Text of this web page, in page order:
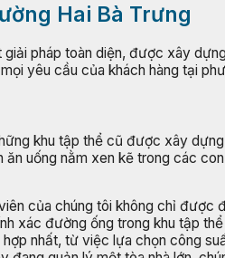
Hai Bà Trưng
pháp toàn diện, được xây
yêu cầu của khách hàng tại
khu tập thể cũ được xây
uống nằm xen kẽ trong các
của chúng tôi không chỉ được
xác đường ống trong khu tập
nhất, từ việc lựa chọn công